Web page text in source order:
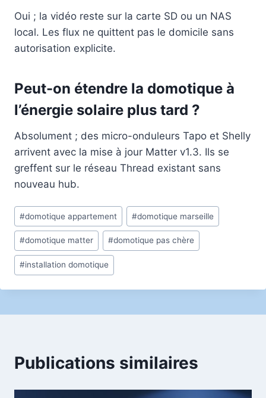
Oui ; la vidéo reste sur la carte SD ou un NAS
local. Les flux ne quittent pas le domicile sans
autorisation explicite.
Peut-on étendre la domotique à
l’énergie solaire plus tard ?
Absolument ; des micro-onduleurs Tapo et Shelly
arrivent avec la mise à jour Matter v1.3. Ils se
greffent sur le réseau Thread existant sans
nouveau hub.
Étiquettes
de
la
publication :
#domotique appartement #domotique marseille
#domotique matter #domotique pas chère
#installation domotique
Publications similaires